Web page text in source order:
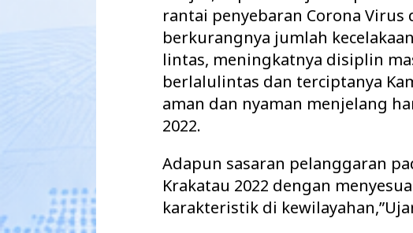
rantai penyebaran Corona Virus
berkurangnya jumlah
lintas, meningkatnya disiplin
berlalulintas dan terciptanya
aman dan nyaman menjelang
2022.
Adapun sasaran pelanggaran
Krakatau 2022 dengan
karakteristik di